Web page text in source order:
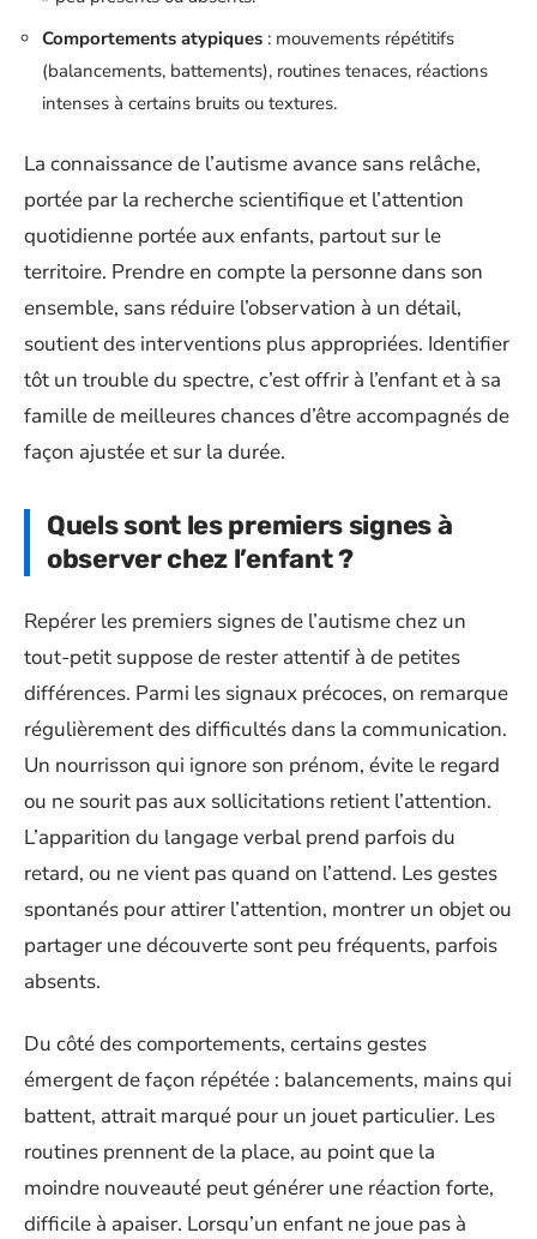
Comportements atypiques : mouvements répétitifs
(balancements, battements), routines tenaces, réactions
intenses à certains bruits ou textures.
La connaissance de l’autisme avance sans relâche,
portée par la recherche scientifique et l’attention
quotidienne portée aux enfants, partout sur le
territoire. Prendre en compte la personne dans son
ensemble, sans réduire l’observation à un détail,
soutient des interventions plus appropriées. Identifier
tôt un trouble du spectre, c’est offrir à l’enfant et à sa
famille de meilleures chances d’être accompagnés de
façon ajustée et sur la durée.
Quels sont les premiers signes à
observer chez l’enfant ?
Repérer les premiers signes de l’autisme chez un
tout-petit suppose de rester attentif à de petites
différences. Parmi les signaux précoces, on remarque
régulièrement des difficultés dans la communication.
Un nourrisson qui ignore son prénom, évite le regard
ou ne sourit pas aux sollicitations retient l’attention.
L’apparition du langage verbal prend parfois du
retard, ou ne vient pas quand on l’attend. Les gestes
spontanés pour attirer l’attention, montrer un objet ou
partager une découverte sont peu fréquents, parfois
absents.
Du côté des comportements, certains gestes
émergent de façon répétée : balancements, mains qui
battent, attrait marqué pour un jouet particulier. Les
routines prennent de la place, au point que la
moindre nouveauté peut générer une réaction forte,
difficile à apaiser. Lorsqu’un enfant ne joue pas à